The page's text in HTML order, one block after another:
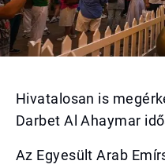
Hivatalosan is
Darbet Al Ahaymar
Az Egyesült Arab